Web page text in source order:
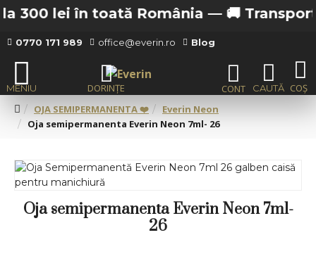
lei în toată România — 🚚 Transport
0770 171 989 office@everin.ro Blog
OJA SEMIPERMANENTA ❤️
Everin Neon
Oja semipermanenta Everin Neon 7ml- 26
Oja semipermanenta Everin Neon 7ml-
26